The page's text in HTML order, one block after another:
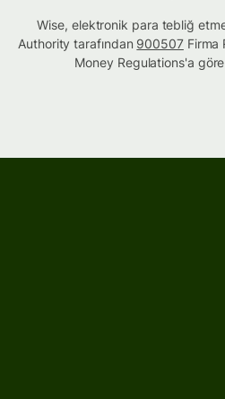
Wise, elektronik para tebliğ
Authority tarafından 900507Firma
Money Regulations'a